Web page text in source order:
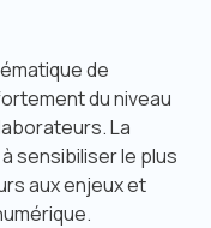
de
du niveau
La
sensibiliser le plus
aux enjeux et